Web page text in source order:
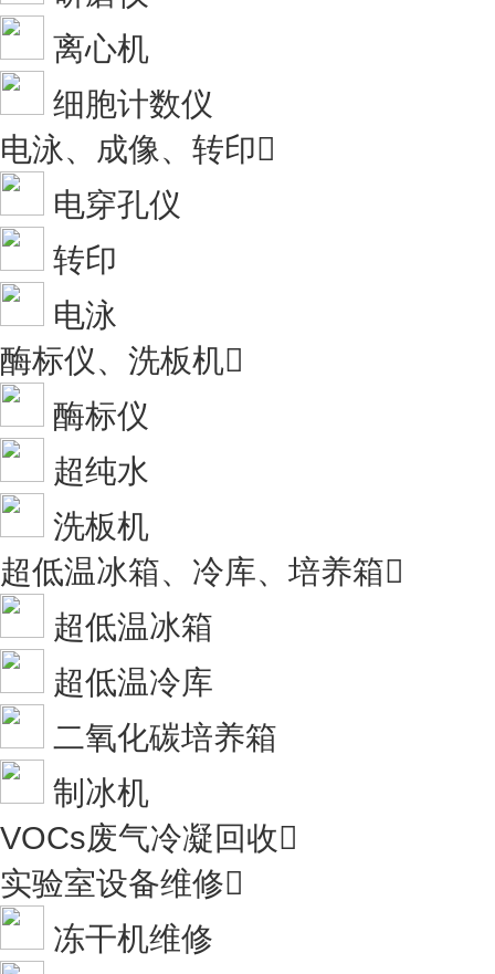
离心机
细胞计数仪
电泳、成像、转印
电穿孔仪
转印
电泳
酶标仪、洗板机
酶标仪
超纯水
洗板机
超低温冰箱、冷库、培养箱
超低温冰箱
超低温冷库
二氧化碳培养箱
制冰机
VOCs废气冷凝回收
实验室设备维修
冻干机维修